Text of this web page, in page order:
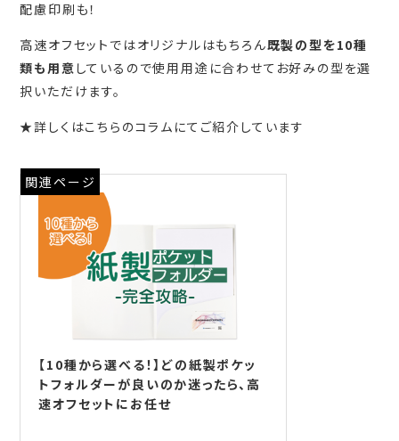
配慮印刷も！
高速オフセットではオリジナルはもちろん既製の型を10種
類も用意 しているので使用用途に合わせてお好みの型を選
択いただけます。
★詳しくはこちらのコラムにてご紹介しています
関連ページ
【10種から選べる！】どの紙製ポケッ
トフォルダーが良いのか迷ったら、高
速オフセットにお任せ